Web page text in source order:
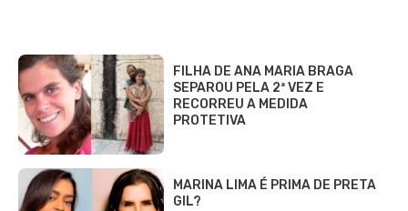
FILHA DE ANA MARIA BRAGA
SEPAROU PELA 2ª VEZ E
RECORREU A MEDIDA
PROTETIVA
MARINA LIMA É PRIMA DE PRETA
GIL?